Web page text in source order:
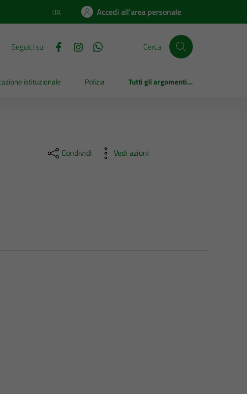
Lingua attiva:
ITA Accedi all'area personale
Seguici su: Cerca
istituzionale Polizia Tutti gli argomenti...
Condividi Vedi azioni